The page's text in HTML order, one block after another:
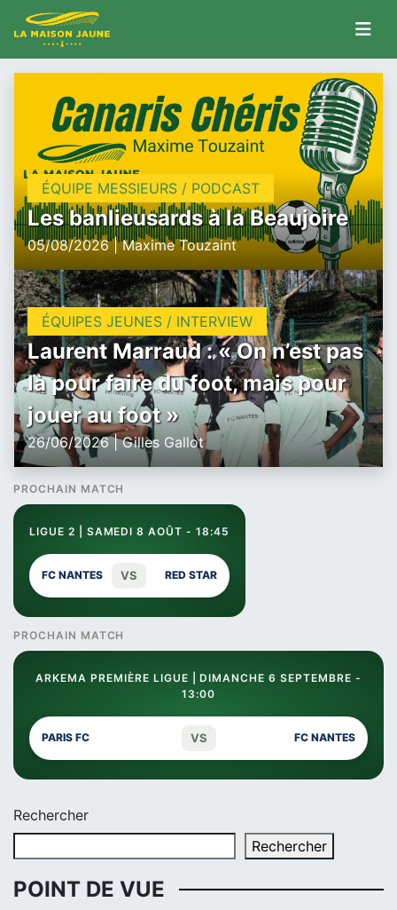
ÉQUIPE MESSIEURS / PODCAST
Les banlieusards à la Beaujoire
05/08/2026 | Maxime Touzaint
ÉQUIPES JEUNES / INTERVIEW
Laurent Marraud : « On n’est pas
là pour faire du foot, mais pour
jouer au foot »
26/06/2026 | Gilles Gallot
PROCHAIN MATCH
LIGUE 2 | SAMEDI 8 AOÛT - 18:45
FC NANTES VS RED STAR
PROCHAIN MATCH
ARKEMA PREMIÈRE LIGUE | DIMANCHE 6 SEPTEMBRE -
13:00
PARIS FC VS FC NANTES
Rechercher
Rechercher
POINT DE VUE